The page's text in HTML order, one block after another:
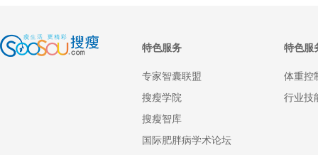
特色服务
专家智囊联盟
搜瘦学院
搜瘦智库
国际肥胖病学术论坛
特色服
体重控
行业技